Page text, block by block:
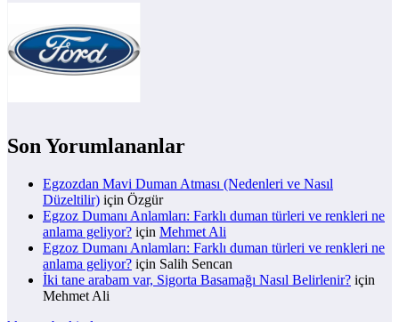
Son Yorumlananlar
Egzozdan Mavi Duman Atması (Nedenleri ve Nasıl
Düzeltilir) için Özgür
Egzoz Dumanı Anlamları: Farklı duman türleri ve renkleri ne
anlama geliyor? için Mehmet Ali
Egzoz Dumanı Anlamları: Farklı duman türleri ve renkleri ne
anlama geliyor? için Salih Sencan
İki tane arabam var, Sigorta Basamağı Nasıl Belirlenir? için
Mehmet Ali